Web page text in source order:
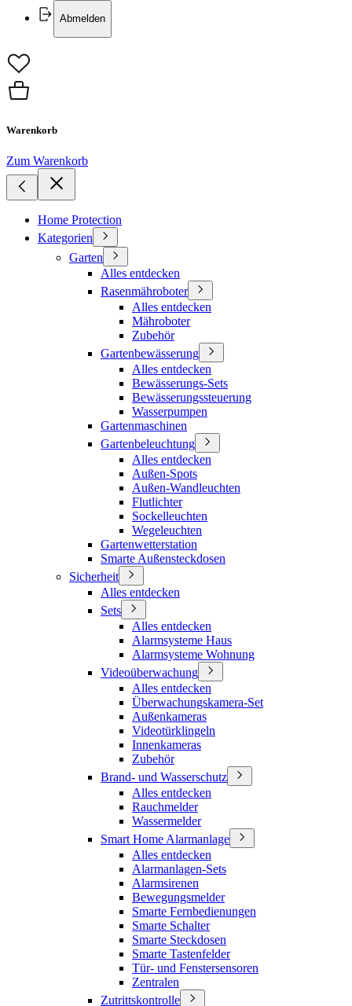
Abmelden
Warenkorb
Zum Warenkorb
Home Protection
Kategorien
Garten
Alles entdecken
Rasenmähroboter
Alles entdecken
Mähroboter
Zubehör
Gartenbewässerung
Alles entdecken
Bewässerungs-Sets
Bewässerungssteuerung
Wasserpumpen
Gartenmaschinen
Gartenbeleuchtung
Alles entdecken
Außen-Spots
Außen-Wandleuchten
Flutlichter
Sockelleuchten
Wegeleuchten
Gartenwetterstation
Smarte Außensteckdosen
Sicherheit
Alles entdecken
Sets
Alles entdecken
Alarmsysteme Haus
Alarmsysteme Wohnung
Videoüberwachung
Alles entdecken
Überwachungskamera-Set
Außenkameras
Videotürklingeln
Innenkameras
Zubehör
Brand- und Wasserschutz
Alles entdecken
Rauchmelder
Wassermelder
Smart Home Alarmanlage
Alles entdecken
Alarmanlagen-Sets
Alarmsirenen
Bewegungsmelder
Smarte Fernbedienungen
Smarte Schalter
Smarte Steckdosen
Smarte Tastenfelder
Tür- und Fenstersensoren
Zentralen
Zutrittskontrolle